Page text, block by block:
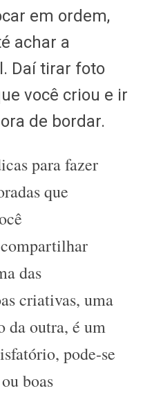
em ordem,
achar a
Daí tirar foto
você criou e ir
de bordar.
para fazer
que
das
criativas, uma
da outra, é um
pode-se
boas